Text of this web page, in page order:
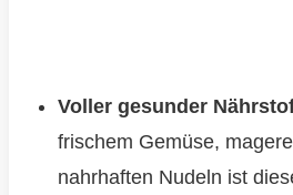
Voller gesunder
frischem Gemüse,
nahrhaften Nudeln ist